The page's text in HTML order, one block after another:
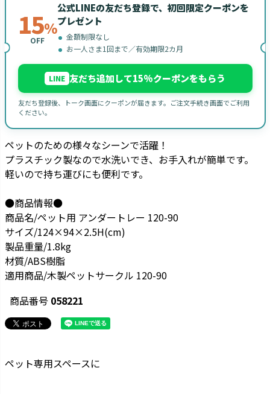
15%
OFF
公式LINEの友だち登録で、初回限定クーポンを
プレゼント
金額制限なし
お一人さま1回まで／有効期限2カ月
LINE 友だち追加して15%クーポンをもらう
友だち登録後、トーク画面にクーポンが届きます。ご注文手続き画面でご利用
ください。
ペットのための様々なシーンで活躍！
プラスチック製なので水洗いでき、お手入れが簡単です。
軽いので持ち運びにも便利です。
●商品情報●
商品名/ペット用 アンダートレー 120-90
サイズ/124×94×2.5H(cm)
製品重量/1.8kg
材質/ABS樹脂
適用商品/木製ペットサークル 120-90
商品番号 058221
ペット専用スペースに